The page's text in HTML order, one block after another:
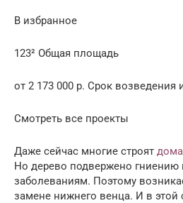
В избранное
123² Общая площадь
от 2 173 000 р. Срок возведения
Смотреть все проекты
Даже сейчас многие строят
Но дерево подвержено гниению
заболеваниям. Поэтому
замене нижнего венца. И в этой